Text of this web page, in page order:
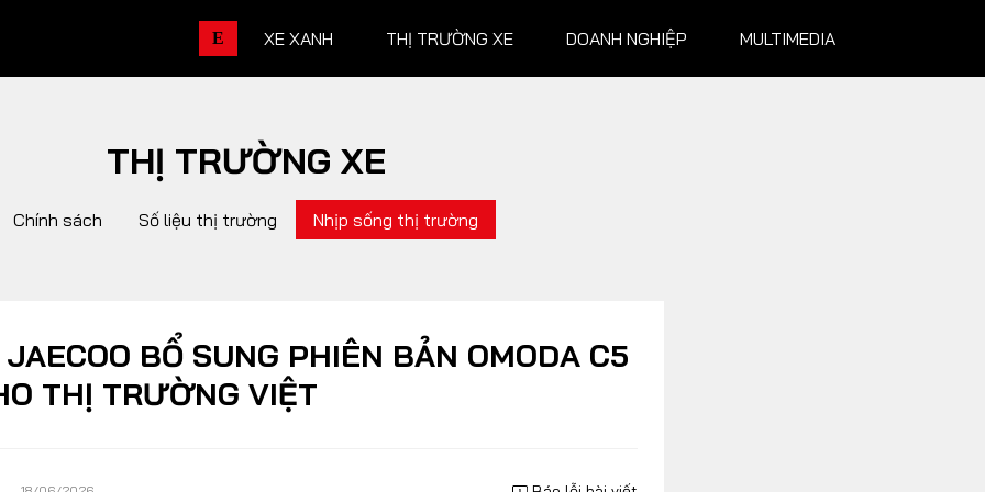
E XE XANH THỊ TRƯỜNG XE DOANH NGHIỆP MULTIMEDIA
THỊ TRƯỜNG XE
Nhịp sống thị trường
Quản trị
THỊ TRƯỜNG XE
Chính sách Số liệu thị trường Nhịp sống thị trường
BỔ SUNG PHIÊN BẢN OMODA C5
THỊ TRƯỜNG VIỆT